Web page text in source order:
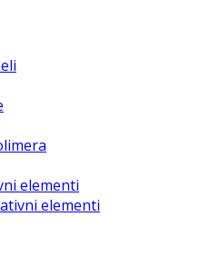
elementi
elementi